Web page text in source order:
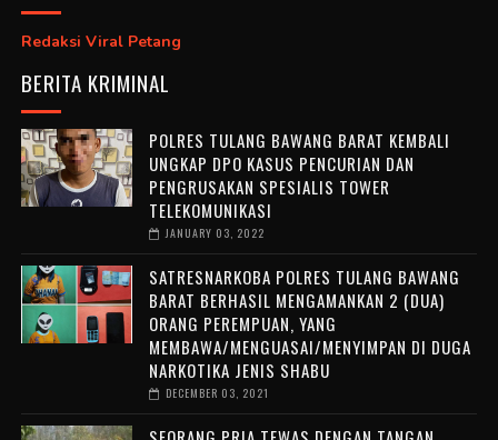
Redaksi Viral Petang
BERITA KRIMINAL
POLRES TULANG BAWANG BARAT KEMBALI
UNGKAP DPO KASUS PENCURIAN DAN
PENGRUSAKAN SPESIALIS TOWER
TELEKOMUNIKASI
JANUARY 03, 2022
SATRESNARKOBA POLRES TULANG BAWANG
BARAT BERHASIL MENGAMANKAN 2 (DUA)
ORANG PEREMPUAN, YANG
MEMBAWA/MENGUASAI/MENYIMPAN DI DUGA
NARKOTIKA JENIS SHABU
DECEMBER 03, 2021